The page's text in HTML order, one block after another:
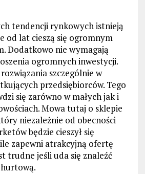
tendencji rynkowych istnieją
od lat cieszą się ogromnym
Dodatkowo nie wymagają
ogromnych inwestycji.
szczególnie w
przedsiębiorców. Tego
się zarówno w małych jak i
Mowa tutaj o sklepie
niezależnie od obecności
będzie cieszył się
zapewni atrakcyjną ofertę
trudne jeśli uda się znaleźć